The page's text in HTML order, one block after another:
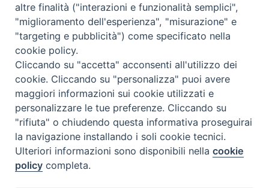
Paolo”
Via Cifali 5-7
95123 Catania - Italia
E-mail:redazione@sdbsicilia.org
altre finalità ("interazioni e funzionalità semplici",
"miglioramento dell'esperienza", "misurazione" e
"targeting e pubblicità") come specificato nella
cookie policy.
Cliccando su "accetta" acconsenti all'utilizzo dei
cookie. Cliccando su "personalizza" puoi avere
maggiori informazioni sui cookie utilizzati e
personalizzare le tue preferenze. Cliccando su
"rifiuta" o chiudendo questa informativa proseguirai
la navigazione installando i soli cookie tecnici.
Ulteriori informazioni sono disponibili nellacookie
policy completa.